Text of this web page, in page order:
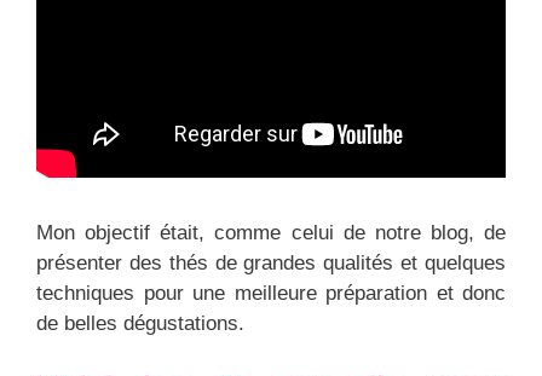
Mon objectif était, comme celui de notre blog, de
présenter des thés de grandes qualités et quelques
techniques pour une meilleure préparation et donc
de belles dégustations.